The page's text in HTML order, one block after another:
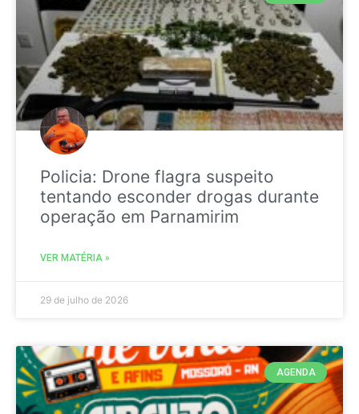
Policia: Drone flagra suspeito
tentando esconder drogas durante
operação em Parnamirim
VER MATÉRIA »
29 de julho de 2026
AGENDA